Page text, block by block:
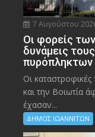
7 Αυγούστου
Οι φορείς
δυνάμεις
πυρόπληκτων
Οι
και την Bοιωτία
έχασαν...
ΔΗΜΟΣ ΙΩΑΝΝΙΤΩΝ